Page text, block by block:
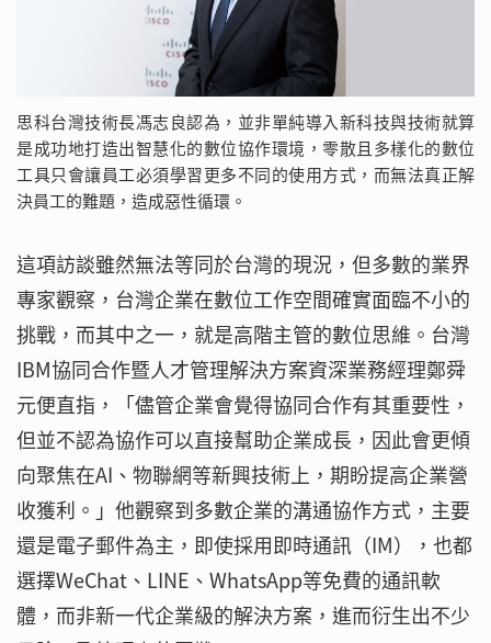
思科台灣技術長馮志良認為，並非單純導入新科技與技術就算
是成功地打造出智慧化的數位協作環境，零散且多樣化的數位
工具只會讓員工必須學習更多不同的使用方式，而無法真正解
決員工的難題，造成惡性循環。
這項訪談雖然無法等同於台灣的現況，但多數的業界
專家觀察，台灣企業在數位工作空間確實面臨不小的
挑戰，而其中之一，就是高階主管的數位思維。台灣
IBM協同合作暨人才管理解決方案資深業務經理鄭舜
元便直指，「儘管企業會覺得協同合作有其重要性，
但並不認為協作可以直接幫助企業成長，因此會更傾
向聚焦在AI、物聯網等新興技術上，期盼提高企業營
收獲利。」他觀察到多數企業的溝通協作方式，主要
還是電子郵件為主，即使採用即時通訊（IM），也都
選擇WeChat、LINE、WhatsApp等免費的通訊軟
體，而非新一代企業級的解決方案，進而衍生出不少